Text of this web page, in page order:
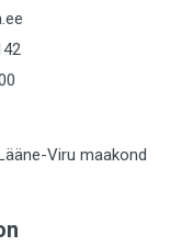
Viru maakond